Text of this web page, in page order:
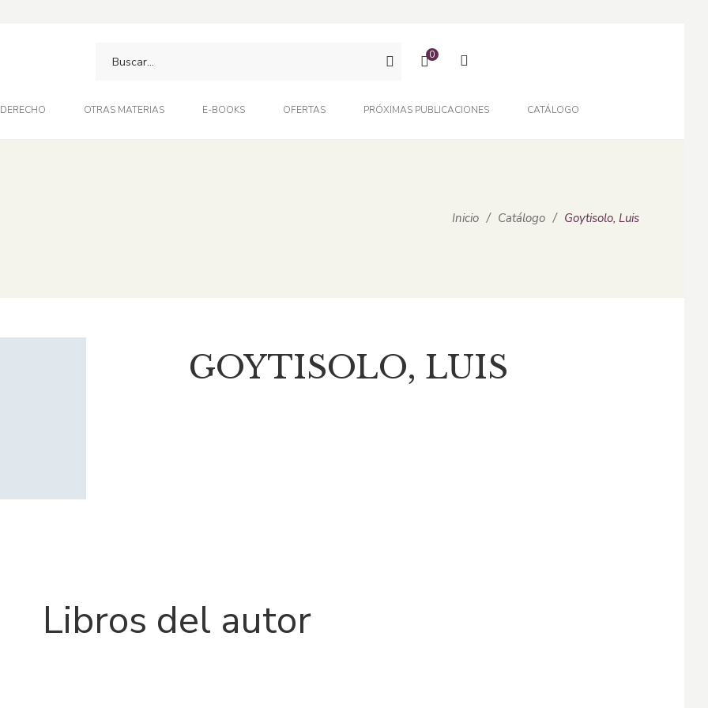
DERECHO OTRAS MATERIAS E-BOOKS OFERTAS PRÓXIMAS PUBLICACIONES CATÁLOGO
0
Inicio / Catálogo / Goytisolo, Luis
GOYTISOLO, LUIS
Libros del autor